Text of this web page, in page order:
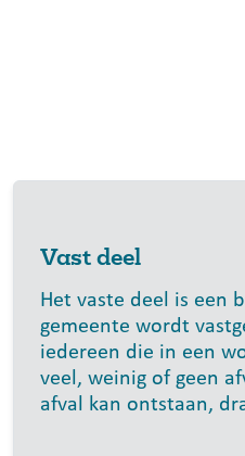
Vast deel
Het vaste deel is een
gemeente wordt
iedereen die in een
veel, weinig of geen
afval kan ontstaan,